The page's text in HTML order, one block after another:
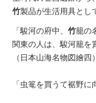
竹製品が生活用具とし
「駿河の府中、 竹籠
関東の人は、駿河籠を
（日本山海名物図繪四）
「虫篭を買う
（俳